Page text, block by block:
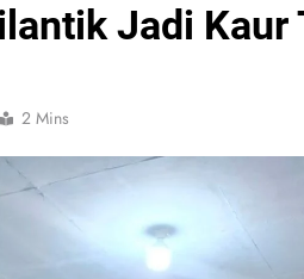
Jadi Kaur
2 Mins